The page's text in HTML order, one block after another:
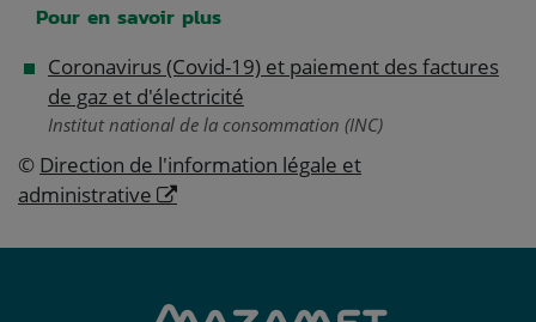
Pour en savoir plus
Coronavirus (Covid-19) et paiement des factures
de gaz et d'électricité
Institut national de la consommation (INC)
© Direction de l'information légale et
administrative